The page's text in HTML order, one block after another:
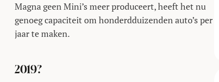
Magna geen Mini’s meer produceert, heeft het nu
genoeg capaciteit om honderdduizenden auto’s per
jaar te maken.
2019?